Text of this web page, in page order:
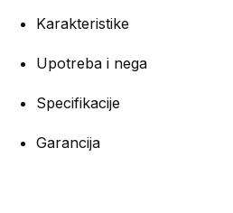
Karakteristike
Upotreba i nega
Specifikacije
Garancija